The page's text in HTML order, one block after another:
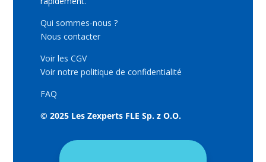
Qui sommes-nous ?
Nous contacter
Voir les CGV
Voir notre politique de confidentialité
FAQ
© 2025 Les Zexperts FLE Sp. z O.O.